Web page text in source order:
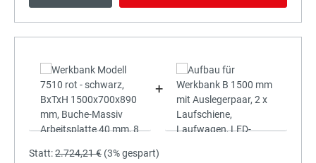
+
Statt:2.724,21 € (3%gespart)